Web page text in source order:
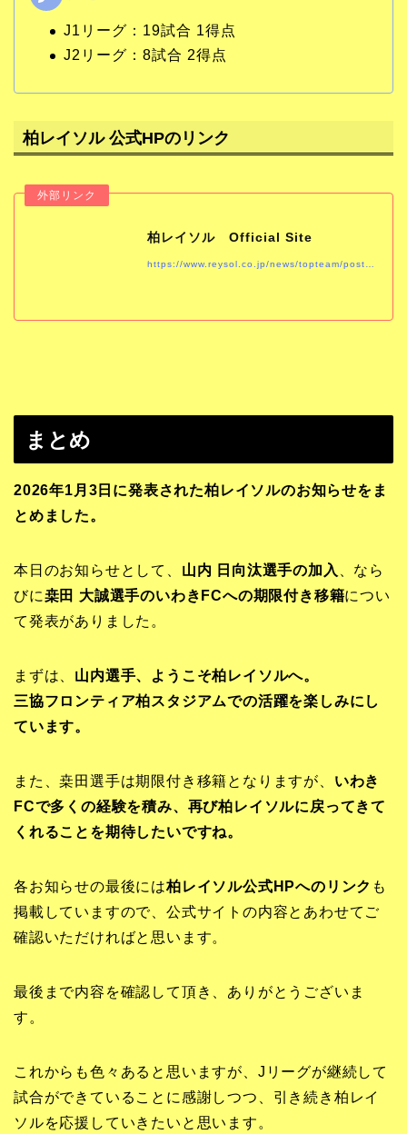
J1リーグ：19試合 1得点
J2リーグ：8試合 2得点
柏レイソル 公式HPのリンク
柏レイソル Official Site
まとめ
2026年1月3日に発表された柏レイソルのお知らせをま
とめました。
本日のお知らせとして、 山内 日向汰選手の加入
、なら
びに桒田 大誠選手のいわきFCへの期限付き移籍につい
て発表がありました。
まずは、 山内選手、ようこそ柏レイソルへ。
三協フロンティア柏スタジアムでの活躍を楽しみにし
ています。
また、桒田選手は期限付き移籍となりますが、 いわき
FCで多くの経験を積み、再び柏レイソルに戻ってきて
くれることを期待したいですね。
各お知らせの最後には柏レイソル公式HPへのリンク も
掲載していますので、公式サイトの内容とあわせてご
確認いただければと思います。
最後まで内容を確認して頂き、ありがとうございま
す。
これからも色々あると思いますが、Jリーグが継続して
試合ができていることに感謝しつつ、引き続き柏レイ
ソルを応援していきたいと思います。